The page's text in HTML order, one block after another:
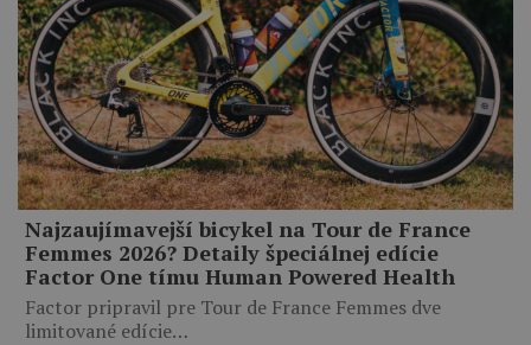
Najzaujímavejší bicykel na Tour de France
Femmes 2026? Detaily špeciálnej edície
Factor One tímu Human Powered Health
Factor pripravil pre Tour de France Femmes dve
limitované edície…